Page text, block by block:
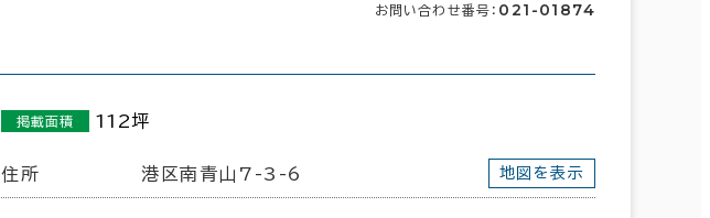
お問い合わせ番号： 021-01874
掲載面積 112坪
住所 港区南青山7-3-6 地図を表示
群馬県
神奈川県 (1,081)